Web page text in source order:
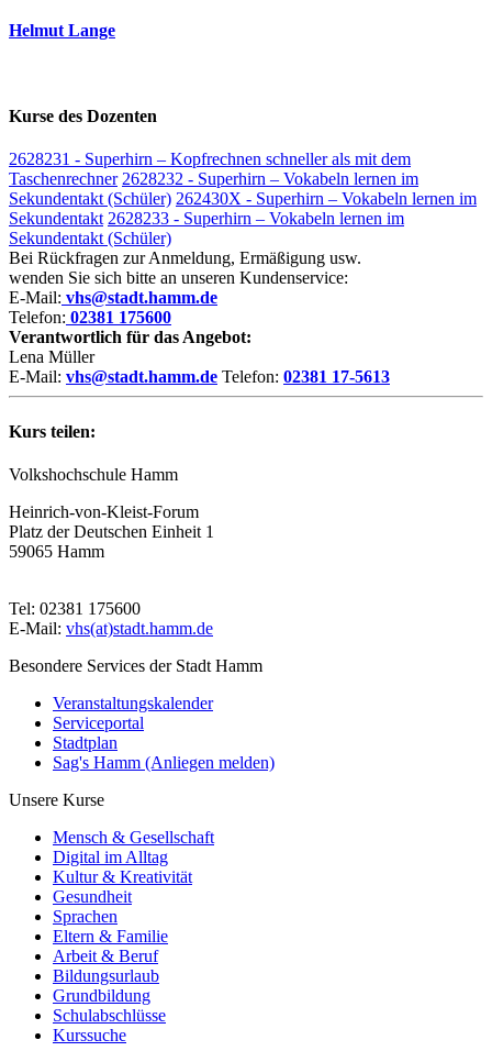
Helmut Lange
Kurse des Dozenten
2628231 - Superhirn – Kopfrechnen schneller als mit dem
Taschenrechner 2628232 - Superhirn – Vokabeln lernen im
Sekundentakt (Schüler) 262430X - Superhirn – Vokabeln lernen im
Sekundentakt 2628233 - Superhirn – Vokabeln lernen im
Sekundentakt (Schüler)
Bei Rückfragen zur Anmeldung, Ermäßigung usw.
wenden Sie sich bitte an unseren Kundenservice:
E-Mail: vhs@stadt.hamm.de
Telefon: 02381 175600
Verantwortlich für das Angebot:
Lena Müller
E-Mail: vhs@stadt.hamm.de Telefon: 02381 17-5613
Kurs teilen:
Volkshochschule Hamm
Heinrich-von-Kleist-Forum
Platz der Deutschen Einheit 1
59065 Hamm
Tel: 02381 175600
E-Mail: vhs(at)stadt.hamm.de
Besondere Services der Stadt Hamm
Veranstaltungskalender
Serviceportal
Stadtplan
Sag's Hamm (Anliegen melden)
Unsere Kurse
Mensch & Gesellschaft
Digital im Alltag
Kultur & Kreativität
Gesundheit
Sprachen
Eltern & Familie
Arbeit & Beruf
Bildungsurlaub
Grundbildung
Schulabschlüsse
Kurssuche